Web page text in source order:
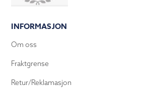
INFORMASJON
Om oss
Fraktgrense
Retur/Reklamasjon